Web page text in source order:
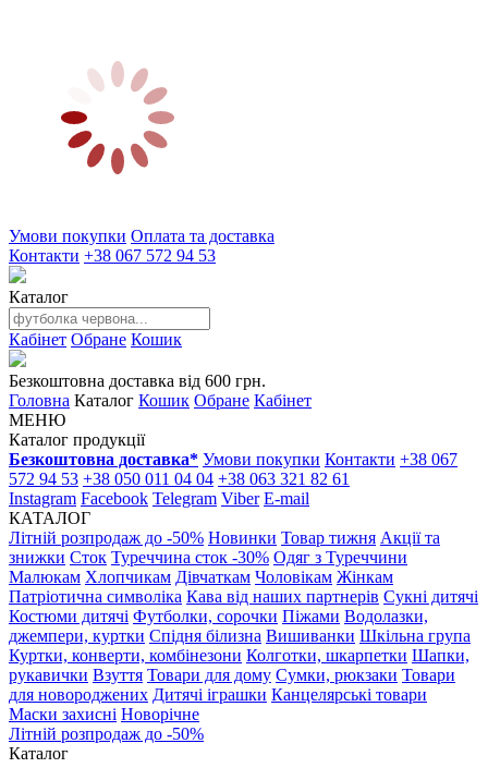
Умови покупки Оплата та доставка
Контакти +38 067 572 94 53
Каталог
Кабінет Обране Кошик
Безкоштовна доставка від 600 грн.
Головна Каталог Кошик Обране Кабінет
МЕНЮ
Каталог продукції
Безкоштовна доставка* Умови покупки Контакти +38 067
572 94 53 +38 050 011 04 04 +38 063 321 82 61
Instagram Facebook Telegram Viber E-mail
КАТАЛОГ
Літній розпродаж до -50% Новинки Товар тижня Акції та
знижки Сток Туреччина сток -30% Одяг з Туреччини
Малюкам Хлопчикам Дівчаткам Чоловікам Жінкам
Патріотична символіка Кава від наших партнерів Сукні дитячі
Костюми дитячі Футболки, сорочки Піжами Водолазки,
джемпери, куртки Спідня білизна Вишиванки Шкільна група
Куртки, конверти, комбінезони Колготки, шкарпетки Шапки,
рукавички Взуття Товари для дому Сумки, рюкзаки Товари
для новороджених Дитячі іграшки Канцелярські товари
Маски захисні Новорічне
Літній розпродаж до -50%
Каталог